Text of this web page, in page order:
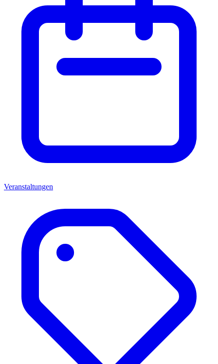
Veranstaltungen